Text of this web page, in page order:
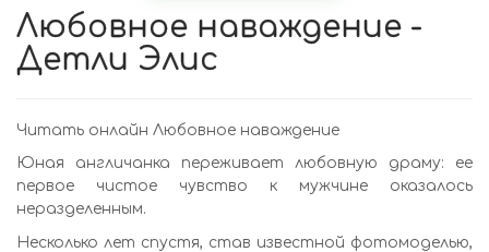
Любовное наваждение -
Детли Элис
Читать онлайн Любовное наваждение
Юная англичанка переживает любовную драму: ее
первое чистое чувство к мужчине оказалось
неразделенным.
Несколько лет спустя, став известной фотомоделью,